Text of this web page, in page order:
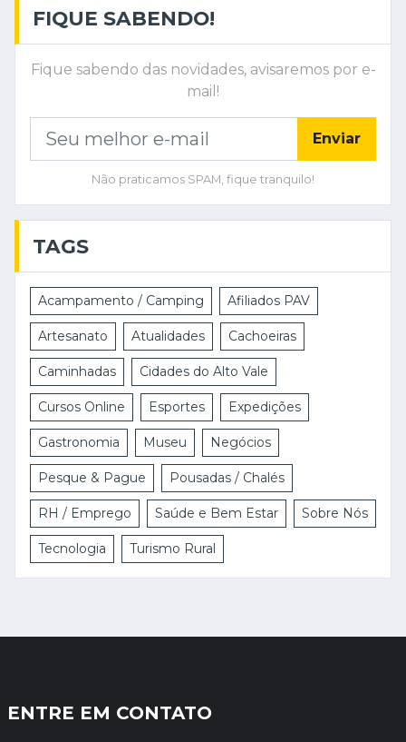
FIQUE SABENDO!
Fique sabendo das novidades, avisaremos por e-
mail!
Enviar
Não praticamos SPAM, fique tranquilo!
TAGS
Acampamento / Camping Afiliados PAV
Artesanato Atualidades Cachoeiras
Caminhadas Cidades do Alto Vale
Cursos Online Esportes Expedições
Gastronomia Museu Negócios
Pesque & Pague Pousadas / Chalés
RH / Emprego Saúde e Bem Estar Sobre Nós
Tecnologia Turismo Rural
ENTRE EM CONTATO